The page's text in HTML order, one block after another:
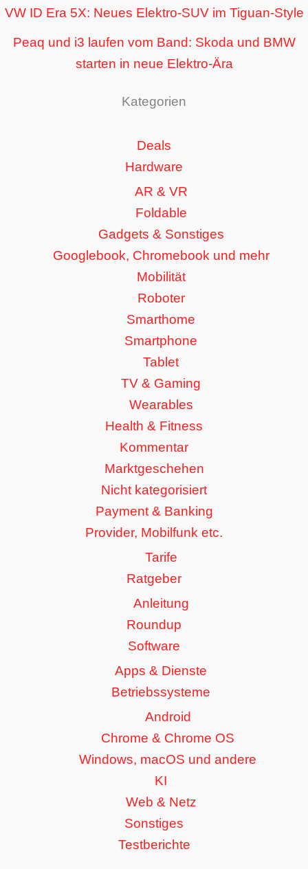
VW ID Era 5X: Neues Elektro-SUV im Tiguan-Style
Peaq und i3 laufen vom Band: Skoda und BMW
starten in neue Elektro-Ära
Kategorien
Deals
Hardware
AR & VR
Foldable
Gadgets & Sonstiges
Googlebook, Chromebook und mehr
Mobilität
Roboter
Smarthome
Smartphone
Tablet
TV & Gaming
Wearables
Health & Fitness
Kommentar
Marktgeschehen
Nicht kategorisiert
Payment & Banking
Provider, Mobilfunk etc.
Tarife
Ratgeber
Anleitung
Roundup
Software
Apps & Dienste
Betriebssysteme
Android
Chrome & Chrome OS
Windows, macOS und andere
KI
Web & Netz
Sonstiges
Testberichte